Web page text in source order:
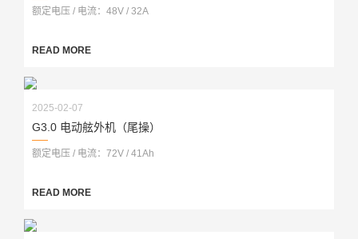
额定电压 / 电流：48V / 32A
READ MORE
2025-02-07
G3.0 电动舷外机（尾操）
额定电压 / 电流：72V / 41Ah
READ MORE